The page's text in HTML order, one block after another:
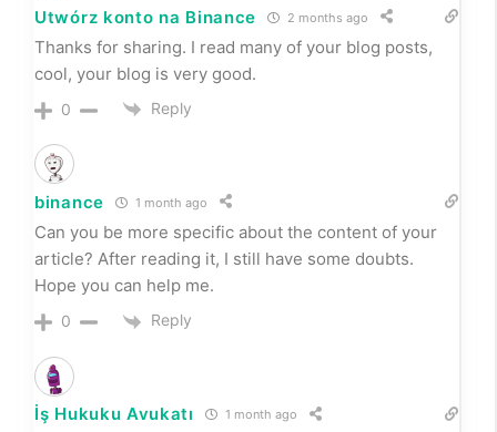
Utwórz konto na Binance 2 months ago
Thanks for sharing. I read many of your blog posts,
cool, your blog is very good.
0 Reply
binance 1 month ago
Can you be more specific about the content of your
article? After reading it, I still have some doubts.
Hope you can help me.
0 Reply
İş Hukuku Avukatı 1 month ago